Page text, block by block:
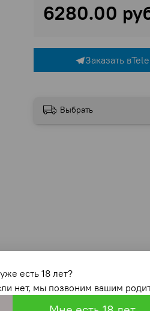
6280.00
Заказать в
Выбрать
есть 18 лет?
нет, мы позвоним вашим